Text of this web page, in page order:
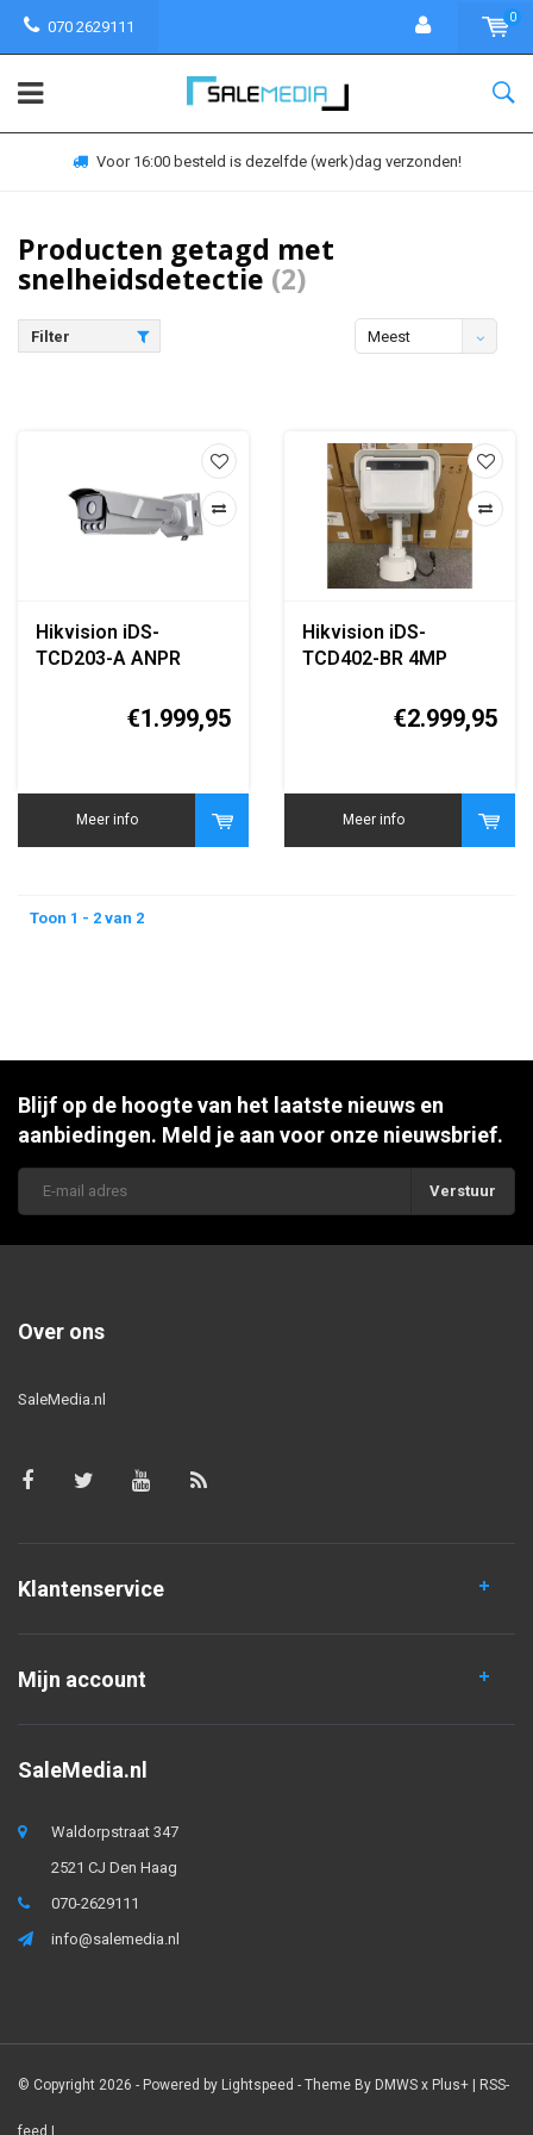
070 2629111
0
Voor 16:00 besteld is dezelfde (werk)dag verzonden!
Producten getagd met
snelheidsdetectie (2)
Filter
Meest
Hikvision iDS-
TCD203-A ANPR
Detection Camera
€1.999,95
Meer info
Hikvision iDS-
TCD402-BR 4MP
Voertuigdetectiesysteem
€2.999,95
Meer info
Toon 1 - 2 van 2
Blijf op de hoogte van het laatste nieuws en
aanbiedingen. Meld je aan voor onze nieuwsbrief.
Verstuur
Over ons
SaleMedia.nl
Klantenservice
Mijn account
SaleMedia.nl
Waldorpstraat 347
2521 CJ Den Haag
070-2629111
info@salemedia.nl
© Copyright 2026 - Powered by Lightspeed - Theme By DMWS x Plus+ | RSS-
feed |